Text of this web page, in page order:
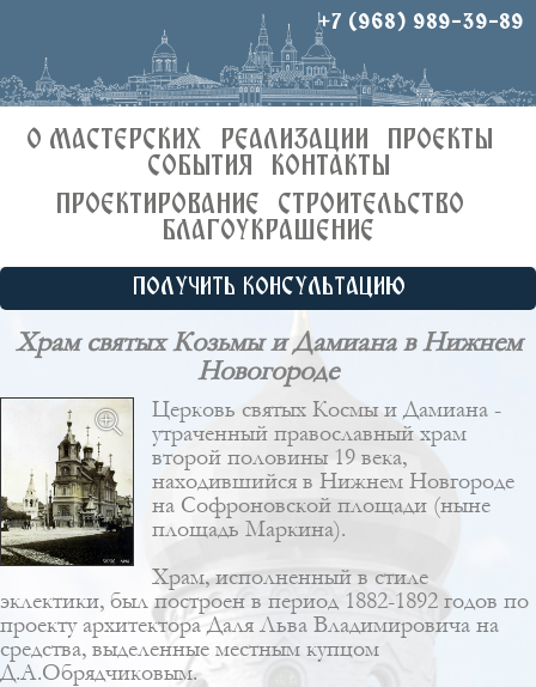
+7 (968) 989-39-89
О МАСТЕРСКИХ РЕАЛИЗАЦИИ
ПРОЕКТЫ
СОБЫТИЯ
КОНТАКТЫ
ПРОЕКТИРОВАНИЕ
СТРОИТЕЛЬСТВО
БЛАГОУКРАШЕНИЕ
ПОЛУЧИТЬ КОНСУЛЬТАЦИЮ
Храм святых Козьмы и Дамиана в Нижнем
Новогороде
Церковь святых Космы и Дамиана -
утраченный православный храм
второй половины 19 века,
находившийся в Нижнем Новгороде
на Софроновской площади (ныне
площадь Маркина).
Храм, исполненный в стиле
эклектики, был построен в период 1882-1892 годов по
проекту архитектора Даля Льва Владимировича на
средства, выделенные местным купцом
Д.А.Обрядчиковым.